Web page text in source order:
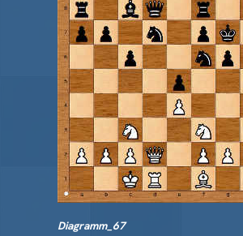
Diagramm_67